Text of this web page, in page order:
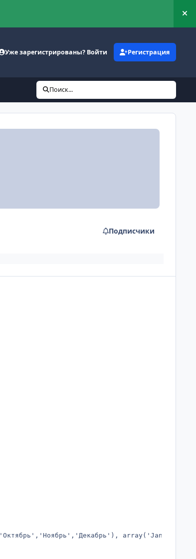
Уже зарегистрированы? Войти Регистрация
Поиск...
Подписчики